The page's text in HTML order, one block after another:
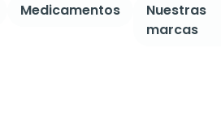
Medicamentos
Nuestras
marcas